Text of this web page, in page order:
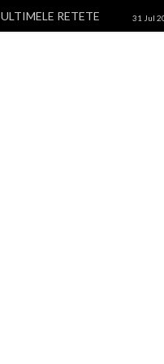
ULTIMELE RETETE 31 Jul